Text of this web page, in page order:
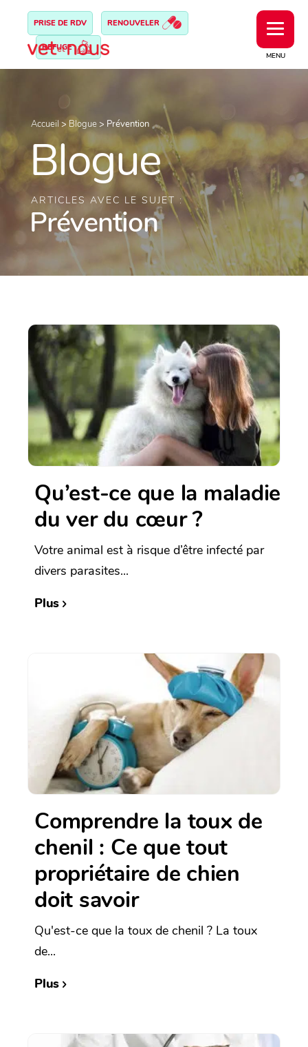
MENU
PRISE DE RDV RENOUVELER
REFUGE
Accueil > Blogue> Prévention
Blogue
ARTICLES AVEC LE SUJET :
Prévention
Qu’est-ce que la maladie
du ver du cœur ?
Votre animal est à risque d’être infecté par
divers parasites...
Plus
Comprendre la toux de
chenil : Ce que tout
propriétaire de chien
doit savoir
Qu'est-ce que la toux de chenil ? La toux
de...
Plus